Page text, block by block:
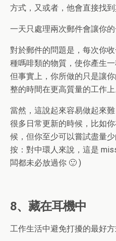
方式，又或者，他會直接找到
一天只處理兩次郵件會讓你的
對於郵件的問題是，每次你
種嗎啡類的物質，使你產生
但事實上，你所做的只是讓
整的時間在更高質量的工作上
當然，這說起來容易做起來
很多日常更新的時候，比如
候，但你至少可以嘗試盡量
按：對中環人來說，這是
闆都未必放過你 🙂 )
8、藏在耳機中
工作生活中避免打擾的最好方